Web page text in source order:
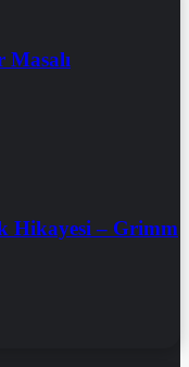
Masalı
Hikayesi – Grimm